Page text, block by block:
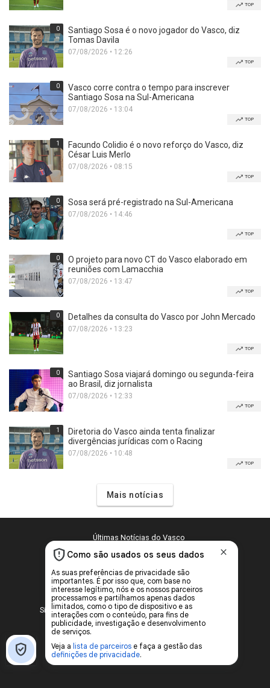
TOP
0
Santiago Sosa é o novo jogador do Vasco, diz
Tomas Davila
07/08/2026 • 12:26
TOP
0
Vasco corre contra o tempo para inscrever
Santiago Sosa na Sul-Americana
07/08/2026 • 13:04
TOP
1
Facundo Colidio é o novo reforço do Vasco, diz
César Luis Merlo
07/08/2026 • 08:15
TOP
0 Sosa será pré-registrado na Sul-Americana
07/08/2026 • 14:46
TOP
0
O projeto para novo CT do Vasco elaborado em
reuniões com Lamacchia
07/08/2026 • 13:47
TOP
0 Detalhes da consulta do Vasco por John Mercado
07/08/2026 • 13:23
TOP
0
Santiago Sosa viajará domingo ou segunda-feira
ao Brasil, diz jornalista
07/08/2026 • 12:33
TOP
1
Diretoria do Vasco ainda tenta finalizar
divergências jurídicas com o Racing
07/08/2026 • 10:48
TOP
Mais notícias
Últimas Notícias do Vasco
Política de Privacidade e Cookies
Configurações de privacidade e cookies
2000 - 2026 © SuperVasco
Site de notícias sobre o Club de Regatas Vasco da Gama
Desenvolvido porSile